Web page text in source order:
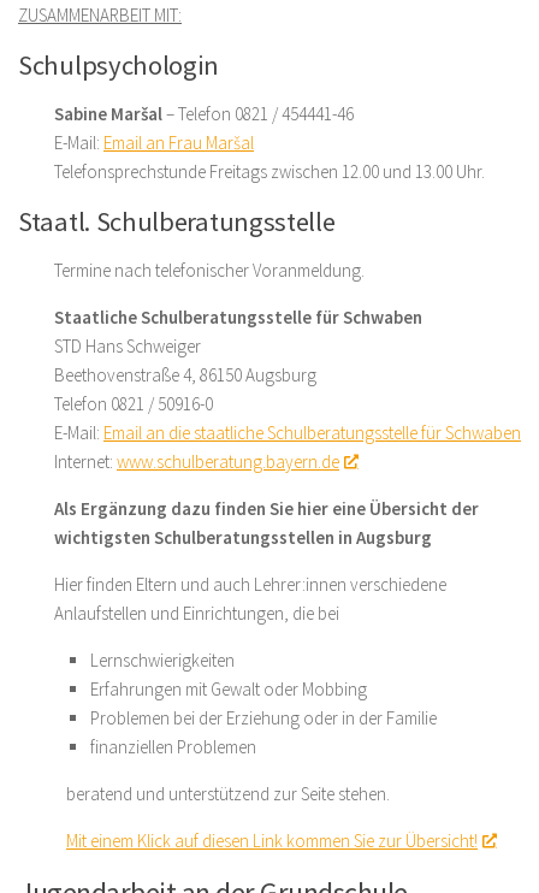
ZUSAMMENARBEIT MIT:
Schulpsychologin
Sabine Maršal– Telefon 0821 / 454441-46
E-Mail: Email an Frau Maršal
Telefonsprechstunde Freitags zwischen 12.00 und 13.00 Uhr.
Staatl. Schulberatungsstelle
Termine nach telefonischer Voranmeldung.
Staatliche Schulberatungsstelle für Schwaben
STD Hans Schweiger
Beethovenstraße 4, 86150 Augsburg
Telefon 0821 / 50916-0
E-Mail: Email an die staatliche Schulberatungsstelle für Schwaben
Internet: www.schulberatung.bayern.de
Als Ergänzung dazu finden Sie hier eine Übersicht der
wichtigsten Schulberatungsstellen in Augsburg
Hier finden Eltern und auch Lehrer:innen verschiedene
Anlaufstellen und Einrichtungen, die bei
Lernschwierigkeiten
Erfahrungen mit Gewalt oder Mobbing
Problemen bei der Erziehung oder in der Familie
finanziellen Problemen
beratend und unterstützend zur Seite stehen.
Mit einem Klick auf diesen Link kommen Sie zur Übersicht!